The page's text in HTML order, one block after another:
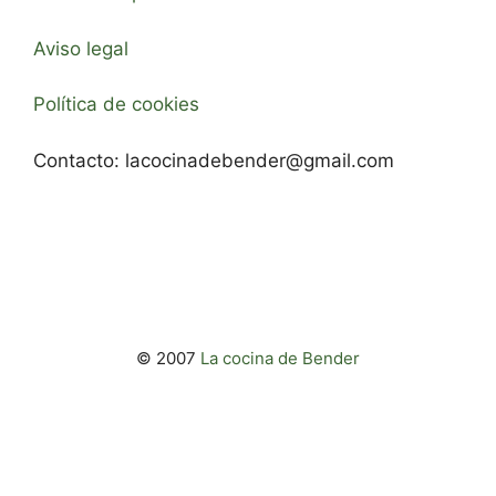
Aviso legal
Política de cookies
Contacto: lacocinadebender@gmail.com
© 2007 La cocina de Bender